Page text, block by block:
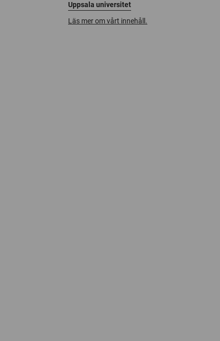
Uppsala universitet
Läs mer om vårt innehåll.